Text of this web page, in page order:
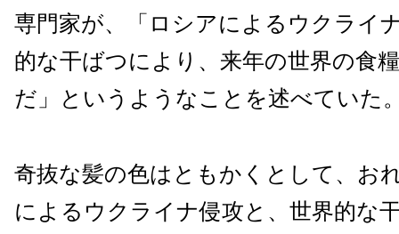
専門家が、「ロシアによるウクライ
的な干ばつにより、来年の世界の食
だ」というようなことを述べていた
奇抜な髪の色はともかくとして、お
によるウクライナ侵攻と、世界的な